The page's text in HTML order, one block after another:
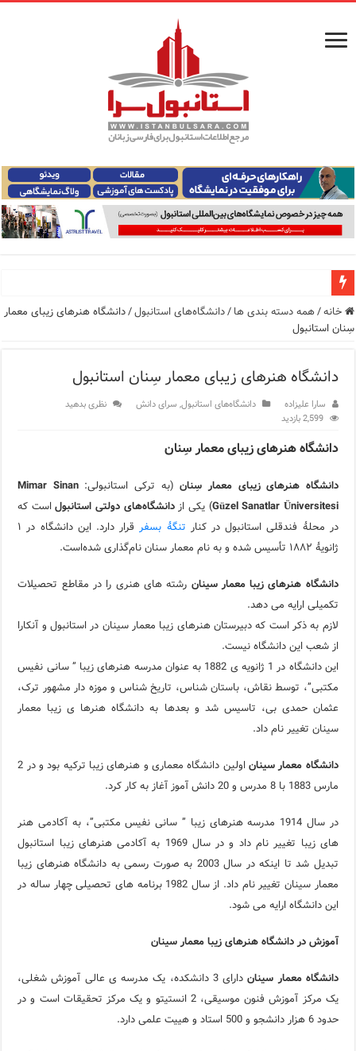
معرفی ۱۶ مسیر برتر کشتی استانبول | راهنمای کامل کشتی‌سواری در بسفر
مرکز خرید پولات استانبول | تجربه‌ای متفاوت از خرید و سبک
12 اشتباه رایج در دریافت شهروندی ترکیه از طریق خرید ملک
ویژگی‌های رفتاری و اجتماعی در زبان ترکی استانبولی
ویژگی‌های منفی شخصیت در زبان ترکی استانبولی
ویژگی‌های مثبت شخصیت در زبان ترکی استانبولی
موزه افسانه‌های کارتال استانبول؛ سفری به دنیای قصه‌ها در
موزه ساعت کاخ توپکاپی استانبول
اجاره خانه در استانبول چگونه است؟ راهنمای کامل در سال 2026
خانه/همه دسته بندی ها /دانشگاه‌های استانبول/دانشگاه هنرهای زیبای معمار
سِنان استانبول
دانشگاه هنرهای زیبای معمار سِنان استانبول
سارا علیزاده دانشگاه‌های استانبول, سرای دانش
نظری بدهید
2,599 بازدید
دانشگاه هنرهای زیبای معمار سِنان
دانشگاه هنرهای زیبای معمار سِنان(به ترکی استانبولی:Mimar Sinan
Güzel Sanatlar Üniversitesi) یکی ازدانشگاه‌های دولتی استانبولاست که
در محلهٔ فندقلی استانبول در کنار تنگهٔ بسفر
قرار دارد. این دانشگاه در ۱
ژانویهٔ ۱۸۸۲ تأسیس شده و به نام معمار سنان نام‌گذاری شده‌است.
دانشگاه هنرهای زیبا معمار سینان رشته های هنری را در مقاطع تحصیلات
تکمیلی ارایه می دهد.
لازم به ذکر است که دبیرستان هنرهای زیبا معمار سینان در استانبول و آنکارا
از شعب این دانشگاه نیست.
این دانشگاه در 1 ژانویه ی 1882 به عنوان مدرسه هنرهای زیبا ” سانی نفیس
مکتبی”، توسط نقاش، باستان شناس، تاریخ شناس و موزه دار مشهور ترک،
عثمان حمدی بی، تاسیس شد و بعدها به دانشگاه هنرها ی زیبا معمار
سینان تغییر نام داد.
دانشگاه معمار سینان
اولین دانشگاه معماری و هنرهای زیبا ترکیه بود و در 2
مارس 1883 با 8 مدرس و 20 دانش آموز آغاز به کار کرد.
در سال 1914 مدرسه هنرهای زیبا ” سانی نفیس مکتبی”، به آکادمی هنر
های زیبا تغییر نام داد و در سال 1969 به آکادمی هنرهای زیبا استانبول
تبدیل شد تا اینکه در سال 2003 به صورت رسمی به دانشگاه هنرهای زیبا
معمار سینان تغییر نام داد. از سال 1982 برنامه های تحصیلی چهار ساله در
این دانشگاه ارایه می شود.
آموزش در دانشگاه هنرهای زیبا معمار سینان
دانشگاه معمار سینان
دارای 3 دانشکده، یک مدرسه ی عالی آموزش شغلی،
یک مرکز آموزش فنون موسیقی، 2 انستیتو و یک مرکز تحقیقات است و در
حدود 6 هزار دانشجو و 500 استاد و هییت علمی دارد.